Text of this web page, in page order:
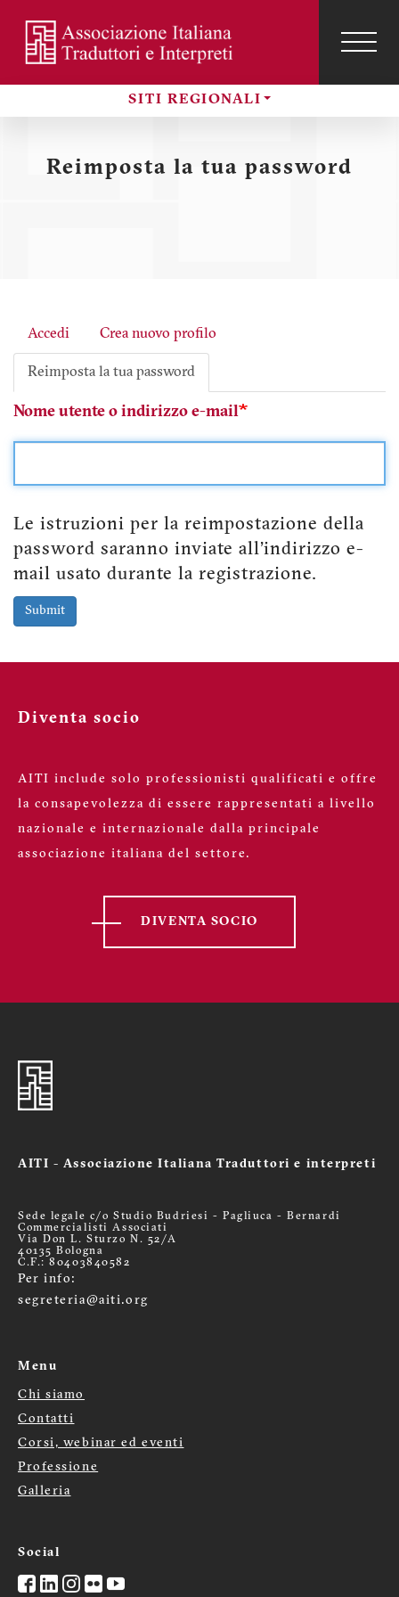
contenuto
principale
SITI REGIONALI
Menu
profilo
utente
Reimposta la tua password
Schede
primarie
Accedi Crea nuovo profilo
Reimposta la tua password
Nome utente o indirizzo e-mail
Le istruzioni per la reimpostazione della
password saranno inviate all'indirizzo e-
mail usato durante la registrazione.
Submit
Diventa socio
AITI include solo professionisti qualificati e offre
la consapevolezza di essere rappresentati a livello
nazionale e internazionale dalla principale
associazione italiana del settore.
DIVENTA SOCIO
AITI - Associazione Italiana Traduttori e interpreti
Sede legale c/o Studio Budriesi - Pagliuca - Bernardi
Commercialisti Associati
Via Don L. Sturzo N. 52/A
40135 Bologna
C.F.: 80403840582
Per info:
segreteria@aiti.org
Menu
Menù
footer
Chi siamo
Contatti
Corsi, webinar ed eventi
Professione
Galleria
Social